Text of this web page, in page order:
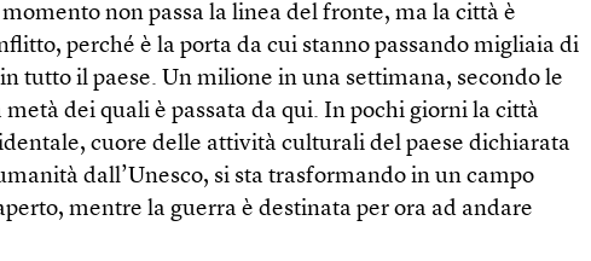
non passa la linea del fronte, ma la città è
perché è la porta da cui stanno passando migliaia di
tutto il paese. Un milione in una settimana, secondo le
dei quali è passata da qui. In pochi giorni la città
cuore delle attività culturali del paese dichiarata
dall’Unesco, si sta trasformando in un campo
mentre la guerra è destinata per ora ad andare